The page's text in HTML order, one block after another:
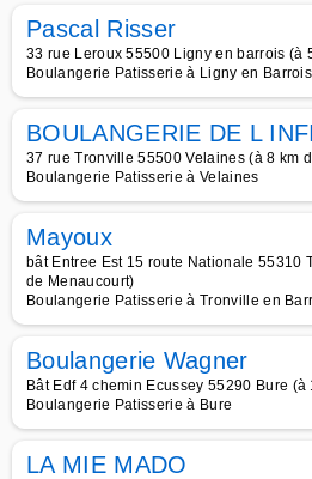
Pascal Risser
33 rue Leroux 55500 Ligny en barrois (à
Boulangerie Patisserie à Ligny en Barrois
BOULANGERIE DE L
37 rue Tronville 55500 Velaines (à 8 km
Boulangerie Patisserie à Velaines
Mayoux
bât Entree Est 15 route Nationale 55310
de Menaucourt)
Boulangerie Patisserie à Tronville en
Boulangerie Wagner
Bât Edf 4 chemin Ecussey 55290 Bure
Boulangerie Patisserie à Bure
LA MIE MADO